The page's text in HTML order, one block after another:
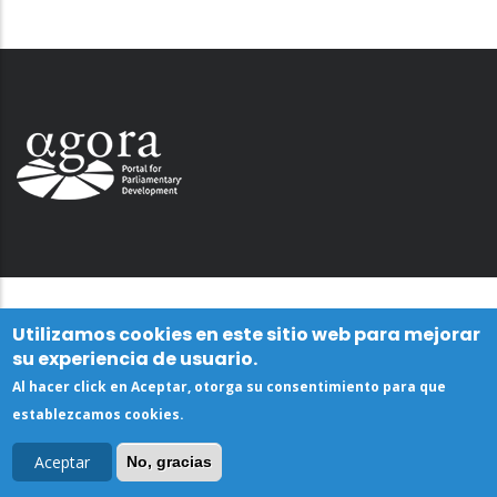
Utilizamos cookies en este sitio web para mejorar
su experiencia de usuario.
Al hacer click en Aceptar, otorga su consentimiento para que
establezcamos cookies.
Aceptar No, gracias